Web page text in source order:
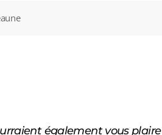
également vous plaire